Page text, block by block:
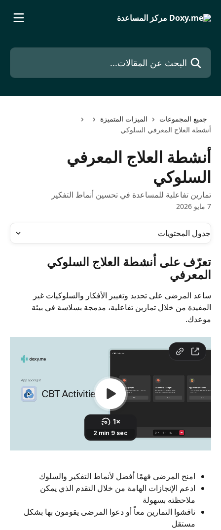
البحث عن المقالات...
جميع المجموعات
الميزات المتميزة
أنشطة العلاج المعرفي السلوكي
أنشطة العلاج المعرفي
السلوكي
تمارين تفاعلية للمساعدة في تحسين أنماط التفكير
7 مايو 2026
جدول المحتويات
تعرّف على أنشطة العلاج السلوكي
المعرفي
ساعد المرضى على تحديد وتغيير الأفكار والسلوكيات غير
المفيدة من خلال تمارين تفاعلية، مدمجة بسلاسة في بيئة
موعدك.
امنح المرضى فهمًا أفضل لأنماط التفكير والسلوك
ادعم الإنجازات الهامة من خلال التقدم الذي يمكن
ملاحظته بسهولة
ناقشوا التمارين معاً أو دعوا المرضى يقومون بها بشكل
مستقل